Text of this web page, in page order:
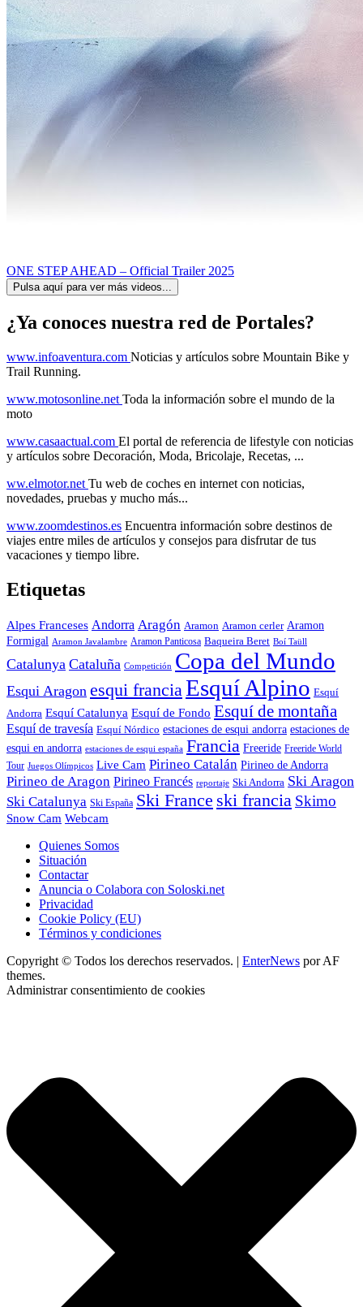
ONE STEP AHEAD – Official Trailer 2025
Pulsa aquí para ver más videos...
¿Ya conoces nuestra red de Portales?
www.infoaventura.com Noticias y artículos sobre Mountain Bike y
Trail Running.
www.motosonline.net Toda la información sobre el mundo de la
moto
www.casaactual.com El portal de referencia de lifestyle con noticias
y artículos sobre Decoración, Moda, Bricolaje, Recetas, ...
ww.elmotor.net Tu web de coches en internet con noticias,
novedades, pruebas y mucho más...
www.zoomdestinos.es Encuentra información sobre destinos de
viajes entre miles de artículos y consejos para disfrutar de tus
vacaciones y tiempo libre.
Etiquetas
Alpes Franceses Andorra Aragón Aramon Aramon cerler Aramon
Formigal Aramon Javalambre Aramon Panticosa Baqueira Beret Boí Taüll
Catalunya Cataluña Competición Copa del Mundo
Esqui Aragon esqui francia Esquí Alpino Esquí
Andorra Esquí Catalunya Esquí de Fondo Esquí de montaña
Esquí de travesía Esquí Nórdico estaciones de esqui andorra estaciones de
esqui en andorra estaciones de esqui españa Francia Freeride Freeride World
Tour Juegos Olímpicos Live Cam Pirineo Catalán Pirineo de Andorra
Pirineo de Aragon Pirineo Francés reportaje Ski Andorra Ski Aragon
Ski Catalunya Ski España Ski France ski francia Skimo
Snow Cam Webcam
Quienes Somos
Situación
Contactar
Anuncia o Colabora con Soloski.net
Privacidad
Cookie Policy (EU)
Términos y condiciones
Copyright © Todos los derechos reservados. | EnterNews por AF
themes.
Administrar consentimiento de cookies